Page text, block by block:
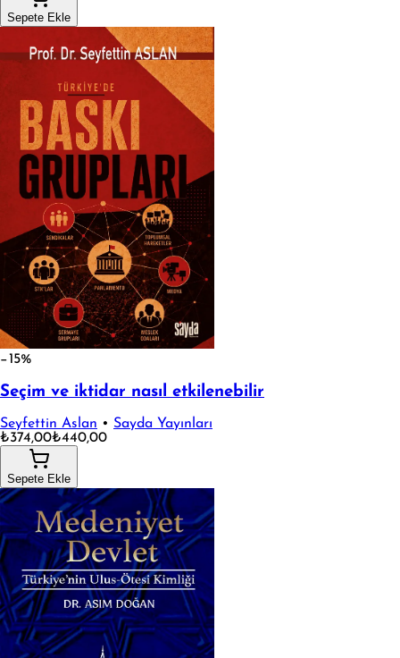
Sepete Ekle
−15%
Seçim ve iktidar nasıl etkilenebilir
Seyfettin Aslan • Sayda Yayınları
₺374,00₺440,00
Sepete Ekle